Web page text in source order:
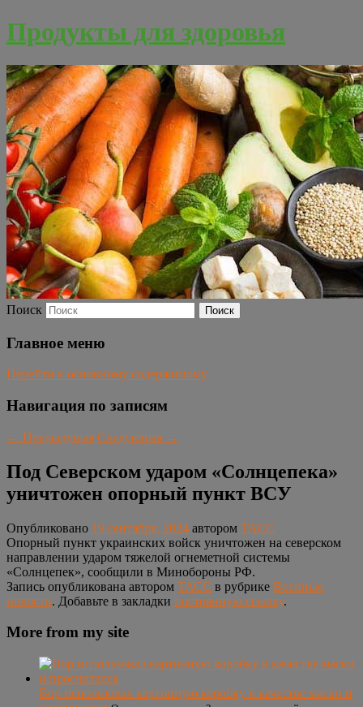
Продукты для здоровья
Поиск
Главное меню
Перейти к основному содержимому
Навигация по записям
← Предыдущая Следующая →
Под Северском ударом «Солнцепека»
уничтожен опорный пункт ВСУ
Опубликовано 19 сентября, 2024 автором ТАСС
Опорный пункт украинских войск уничтожен на северском
направлении ударом тяжелой огнеметной системы
«Солнцепек», сообщили в Минобороны РФ.
Запись опубликована автором ТАСС в рубрике Военные
новости. Добавьте в закладки постоянную ссылку.
More from my site
Вор использовал картонную коробку в качестве маски и